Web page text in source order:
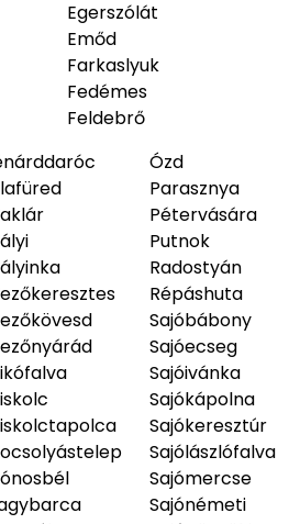
Egerszólát
Emőd
Farkaslyuk
Fedémes
Feldebrő
Ózd
Parasznya
Pétervására
Putnok
Radostyán
Répáshuta
Sajóbábony
Sajóecseg
Sajóivánka
Sajókápolna
Sajókeresztúr
Sajólászlófalva
Sajómercse
Sajónémeti